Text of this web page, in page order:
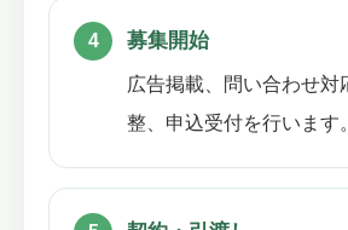
募集開始
広告掲載、問い合わせ対
整、申込受付を行います。